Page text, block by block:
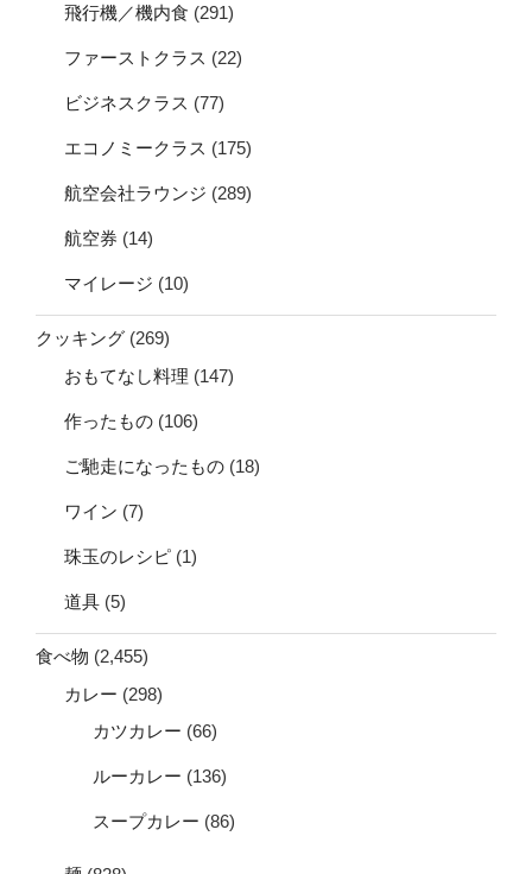
飛行機／機内食 (291)
ファーストクラス (22)
ビジネスクラス (77)
エコノミークラス (175)
航空会社ラウンジ (289)
航空券 (14)
マイレージ (10)
クッキング (269)
おもてなし料理 (147)
作ったもの (106)
ご馳走になったもの (18)
ワイン (7)
珠玉のレシピ (1)
道具 (5)
食べ物 (2,455)
カレー (298)
カツカレー (66)
ルーカレー (136)
スープカレー (86)